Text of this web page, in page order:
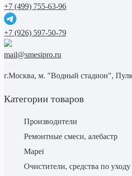
+7 (499) 755-63-96
+7 (926) 597-50-79
mail@smesipro.ru
г.Москва, м. "Водный стадион",
Категории товаров
Производители
Ремонтные смеси, алебастр
Mapei
Очистители, средства по уходу